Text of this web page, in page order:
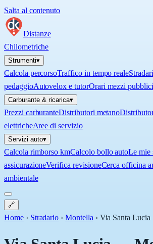
Salta al contenuto
Distanze
Chilometriche
Strumenti▾
Calcola percorsoTraffico in tempo reale
pedaggioAutovelox e tutorOrari mezzi pubblici
Carburante & ricarica▾
Prezzi carburanteDistributori metano
elettricheAree di servizio
Servizi auto▾
Calcola rimborso kmCalcolo bollo autoLe mie
assicurazioneVerifica revisioneCerca officina
ambientale
🔗
Home › Stradario › Montella › Via Santa Lucia